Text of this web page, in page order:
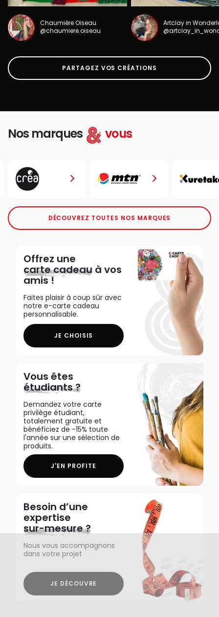
Chaumière Oiseau
@chaumiere.oiseau
Artclay in
PARTAGEZ VOS CRÉATIONS
Nos marques vous
DÉCOUVREZ TOUTES NOS MARQUES
Offrez une
carte cadeau à vos
amis !
Faites plaisir à coup sûr avec
notre e-carte cadeau
personnalisable.
JE CHOISIS
Vous êtes
étudiants ?
Demandez votre carte
privilège étudiant,
totalement gratuite et
bénéficiez de -15% toute
l'année sur une sélection de
produits.
J'EN PROFITE
Besoin d’une
expertise
sur-mesure ?
Nous vous accompagnons
dans votre projet
JE DÉCOUVRE